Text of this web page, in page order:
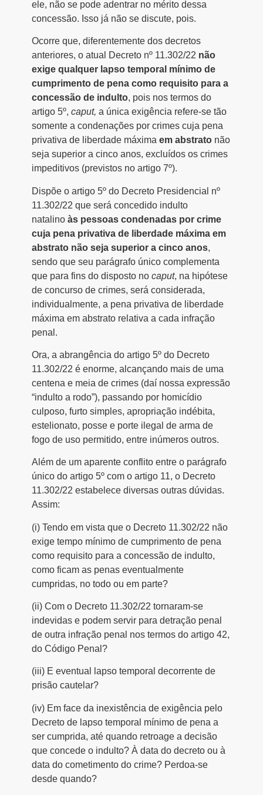
ele, não se pode adentrar no mérito dessa
concessão. Isso já não se discute, pois.
Ocorre que, diferentemente dos decretos
anteriores, o atual Decreto nº 11.302/22 não
exige qualquer lapso temporal mínimo de
cumprimento de pena como requisito para a
concessão de indulto, pois nos termos do
artigo 5º, caput, a única exigência refere-se tão
somente a condenações por crimes cuja pena
privativa de liberdade máxima em abstrato não
seja superior a cinco anos, excluídos os crimes
impeditivos (previstos no artigo 7º).
Dispõe o artigo 5º do Decreto Presidencial nº
11.302/22 que será concedido indulto
natalino às pessoas condenadas por crime
cuja pena privativa de liberdade máxima em
abstrato não seja superior a cinco anos,
sendo que seu parágrafo único complementa
que para fins do disposto no caput, na hipótese
de concurso de crimes, será considerada,
individualmente, a pena privativa de liberdade
máxima em abstrato relativa a cada infração
penal.
Ora, a abrangência do artigo 5º do Decreto
11.302/22 é enorme, alcançando mais de uma
centena e meia de crimes (daí nossa expressão
“indulto a rodo”), passando por homicídio
culposo, furto simples, apropriação indébita,
estelionato, posse e porte ilegal de arma de
fogo de uso permitido, entre inúmeros outros.
Além de um aparente conflito entre o parágrafo
único do artigo 5º com o artigo 11, o Decreto
11.302/22 estabelece diversas outras dúvidas.
Assim:
(i) Tendo em vista que o Decreto 11.302/22 não
exige tempo mínimo de cumprimento de pena
como requisito para a concessão de indulto,
como ficam as penas eventualmente
cumpridas, no todo ou em parte?
(ii) Com o Decreto 11.302/22 tornaram-se
indevidas e podem servir para detração penal
de outra infração penal nos termos do artigo 42,
do Código Penal?
(iii) E eventual lapso temporal decorrente de
prisão cautelar?
(iv) Em face da inexistência de exigência pelo
Decreto de lapso temporal mínimo de pena a
ser cumprida, até quando retroage a decisão
que concede o indulto? À data do decreto ou à
data do cometimento do crime? Perdoa-se
desde quando?